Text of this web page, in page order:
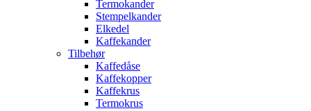
Termokander
Stempelkander
Elkedel
Kaffekander
Tilbehør
Kaffedåse
Kaffekopper
Kaffekrus
Termokrus